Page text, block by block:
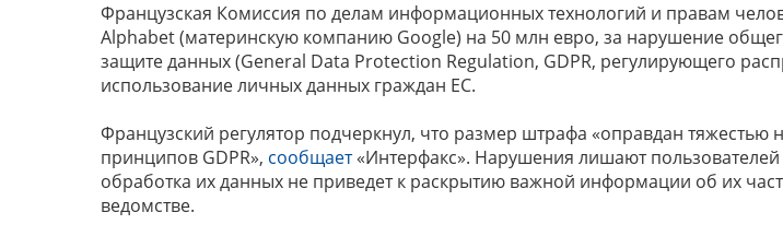
Французская Комиссия по делам информационных технологий и правам
Alphabet (материнскую компанию Google) на 50 млн евро, за нарушение
защите данных (General Data Protection Regulation, GDPR, регулирующего
использование личных данных граждан ЕС.
Французский регулятор подчеркнул, что размер штрафа «оправдан
принципов GDPR», сообщает«Интерфакс». Нарушения лишают пользователей
обработка их данных не приведет к раскрытию важной информации об их
ведомстве.